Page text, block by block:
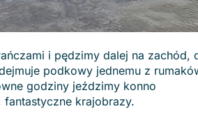
i pędzimy dalej na zachód,
podkowy jednemu z
godziny jeździmy konno
krajobrazy.